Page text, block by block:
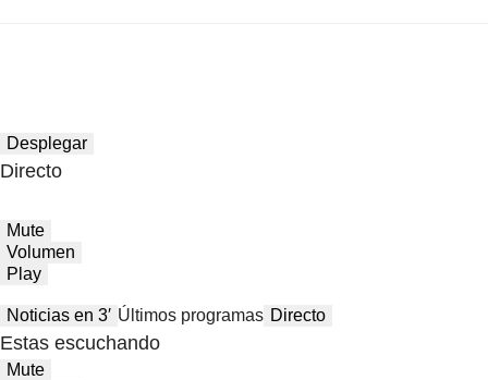
Desplegar
Directo
Mute
Volumen
Play
Noticias en 3′ Últimos programas Directo
Estas escuchando
Mute